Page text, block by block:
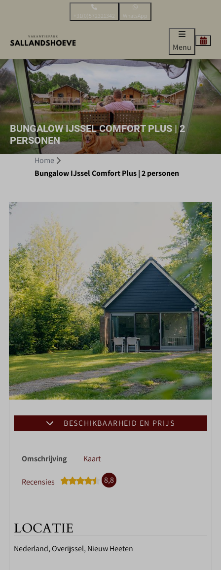
+31(0)572321342 WhatsApp
Menu
BUNGALOW IJSSEL COMFORT PLUS | 2
PERSONEN
Home
Bungalow IJssel Comfort Plus | 2 personen
BESCHIKBAARHEID EN PRIJS
Omschrijving Kaart
Recensies 8,8
LOCATIE
Nederland, Overijssel, Nieuw Heeten